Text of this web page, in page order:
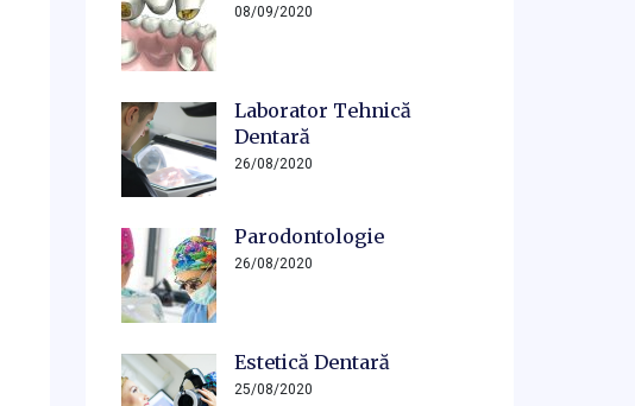
08/09/2020
Laborator Tehnică
Dentară
26/08/2020
Parodontologie
26/08/2020
Estetică Dentară
25/08/2020